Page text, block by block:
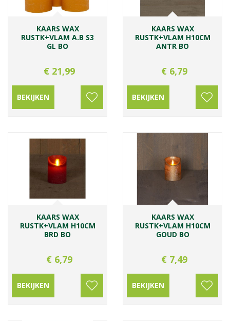
KAARS WAX
RUSTK+VLAM A.B S3
GL BO
€ 21,99
BEKIJKEN
KAARS WAX
RUSTK+VLAM H10CM
ANTR BO
€ 6,79
BEKIJKEN
KAARS WAX
RUSTK+VLAM H10CM
BRD BO
€ 6,79
BEKIJKEN
KAARS WAX
RUSTK+VLAM H10CM
GOUD BO
€ 7,49
BEKIJKEN